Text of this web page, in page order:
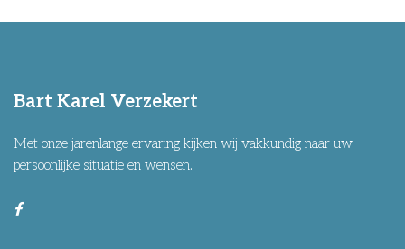
Bart Karel Verzekert
Met onze jarenlange ervaring kijken wij vakkundig naar uw
persoonlijke situatie en wensen.